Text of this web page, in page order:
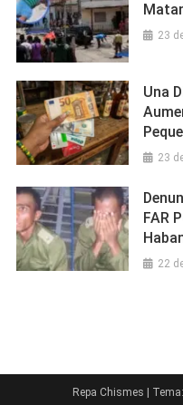
23
Una
23
FAR
22
Repa Chismes